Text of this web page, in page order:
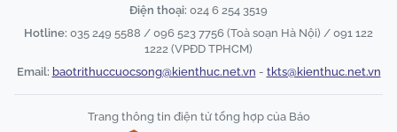
Điện thoại: 024 6 254 3519
Hotline: 035 249 5588 / 096 523 7756 (Toà soạn Hà Nội) / 091 122
1222 (VPĐD TPHCM)
Email: baotrithuccuocsong@kienthuc.net.vn - tkts@kienthuc.net.vn
Trang thông tin điện tử tổng hợp của Báo